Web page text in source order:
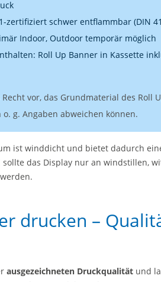
zertifiziert schwer entflammbar (DIN
Indoor, Outdoor temporär möglich
Roll Up Banner in Kassette
vor, das Grundmaterial des Roll
g. Angaben abweichen können.
ist winddicht und bietet dadurch
sollte das Display nur an windstillen,
drucken –
ausgezeichneten Druckqualität und